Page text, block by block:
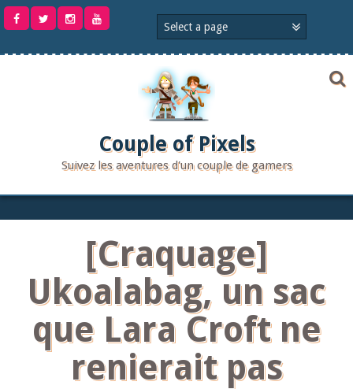
Aller
Couple of Pixels
Suivez les aventures d'un couple de gamers
[Craquage]
Ukoalabag, un sac
que Lara Croft ne
renierait pas